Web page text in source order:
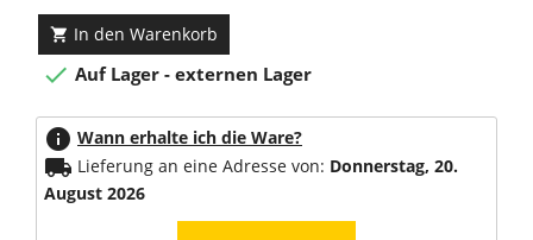
 In den Warenkorb
 Auf Lager - externen Lager
info Wann erhalte ich die Ware?
local_shipping Lieferung an eine Adresse von: Donnerstag, 20.
August 2026